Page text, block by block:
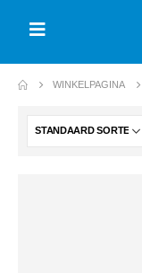
WINKELPAGINA